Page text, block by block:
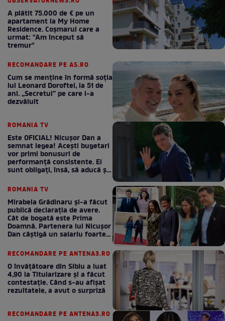
A plătit 75.000 de € pe un
apartament la My Home
Residence. Coşmarul care a
urmat: "Am început să
tremur"
RECOMANDARE PE AS.RO
Cum se menţine în formă soţia
lui Leonard Doroftei, la 51 de
ani. „Secretul” pe care l-a
dezvăluit
ROMANIA TV
Este OFICIAL! Nicușor Dan a
semnat legea! Acești bugetari
vor primi bonusuri de
performanță consistente. Ei
sunt obligați, însă, să aducă și
ROMANIA TV
Mirabela Grădinaru și-a făcut
publică declarația de avere.
Cât de bogată este Prima
Doamnă. Partenera lui Nicușor
Dan câștigă un salariu foarte
RECOMANDARE PE ANTENA3.RO
O învățătoare din Sibiu a luat
4,90 la Titularizare și a făcut
contestație. Când s-au afișat
rezultatele, a avut o surpriză
RECOMANDARE PE ANTENA3.RO